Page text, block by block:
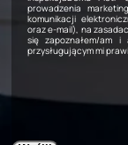
prowadzenia
komunikacji
oraz e-mail), na
się zapoznałem/am
przysługującym mi